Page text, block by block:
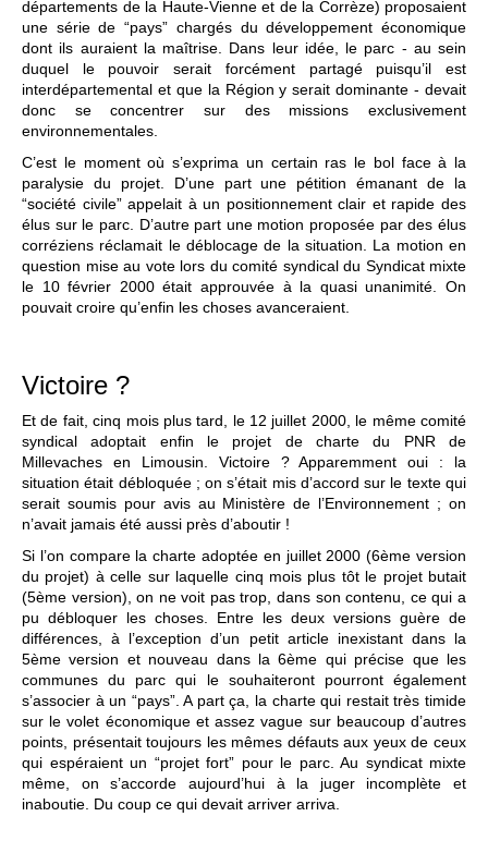
départements de la Haute-Vienne et de la Corrèze) proposaient
une série de “pays” chargés du développement économique
dont ils auraient la maîtrise. Dans leur idée, le parc - au sein
duquel le pouvoir serait forcément partagé puisqu’il est
interdépartemental et que la Région y serait dominante - devait
donc se concentrer sur des missions exclusivement
environnementales.
C’est le moment où s’exprima un certain ras le bol face à la
paralysie du projet. D’une part une pétition émanant de la
“société civile” appelait à un positionnement clair et rapide des
élus sur le parc. D’autre part une motion proposée par des élus
corréziens réclamait le déblocage de la situation. La motion en
question mise au vote lors du comité syndical du Syndicat mixte
le 10 février 2000 était approuvée à la quasi unanimité. On
pouvait croire qu’enfin les choses avanceraient.
Victoire ?
Et de fait, cinq mois plus tard, le 12 juillet 2000, le même comité
syndical adoptait enfin le projet de charte du PNR de
Millevaches en Limousin. Victoire ? Apparemment oui : la
situation était débloquée ; on s’était mis d’accord sur le texte qui
serait soumis pour avis au Ministère de l’Environnement ; on
n’avait jamais été aussi près d’aboutir !
Si l’on compare la charte adoptée en juillet 2000 (6ème version
du projet) à celle sur laquelle cinq mois plus tôt le projet butait
(5ème version), on ne voit pas trop, dans son contenu, ce qui a
pu débloquer les choses. Entre les deux versions guère de
différences, à l’exception d’un petit article inexistant dans la
5ème version et nouveau dans la 6ème qui précise que les
communes du parc qui le souhaiteront pourront également
s’associer à un “pays”. A part ça, la charte qui restait très timide
sur le volet économique et assez vague sur beaucoup d’autres
points, présentait toujours les mêmes défauts aux yeux de ceux
qui espéraient un “projet fort” pour le parc. Au syndicat mixte
même, on s’accorde aujourd’hui à la juger incomplète et
inaboutie. Du coup ce qui devait arriver arriva.